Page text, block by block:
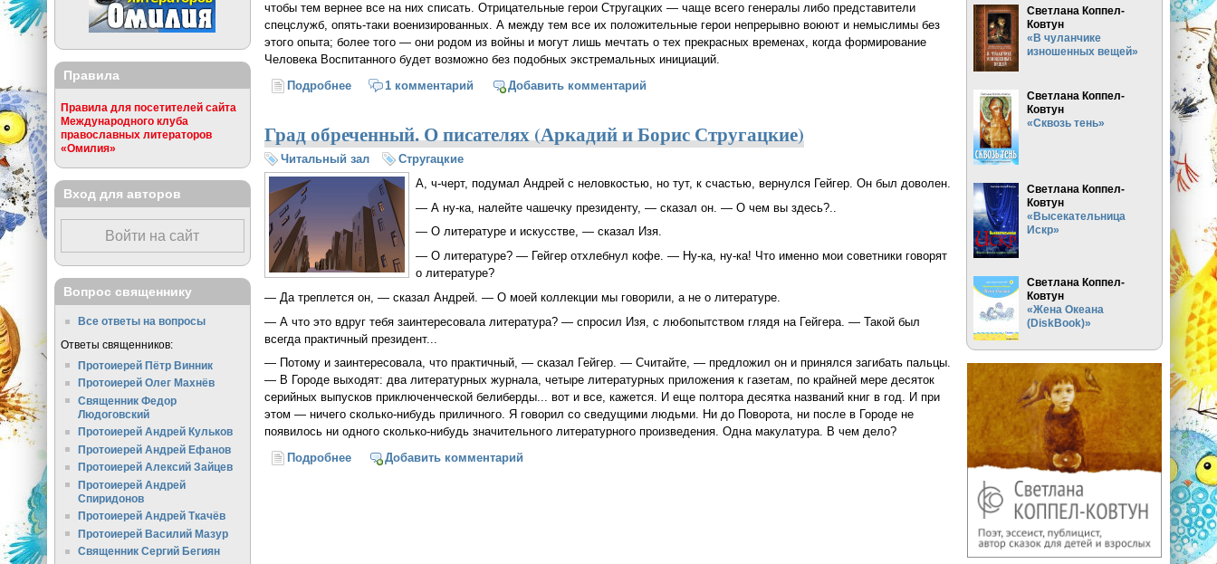
чтобы тем вернее все на них списать. Отрицательные герои Стругацких — чаще всего генералы либо представители
спецслужб, опять-таки военизированных. А между тем все их положительные герои непрерывно воюют и немыслимы без
этого опыта; более того — они родом из войны и могут лишь мечтать о тех прекрасных временах, когда формирование
Человека Воспитанного будет возможно без подобных экстремальных инициаций.
Подробнеео Победа Стругацких (Дмитрий Быков)
1 комментарий Добавить комментарий
Град обреченный. О писателях (Аркадий и Борис Стругацкие)
Читальный зал
Стругацкие
А, ч-черт, подумал Андрей с неловкостью, но тут, к счастью, вернулся Гейгер. Он был доволен.
— А ну-ка, налейте чашечку президенту, — сказал он. — О чем вы здесь?..
— О литературе и искусстве, — сказал Изя.
— О литературе? — Гейгер отхлебнул кофе. — Ну-ка, ну-ка! Что именно мои советники говорят
о литературе?
— Да треплется он, — сказал Андрей. — О моей коллекции мы говорили, а не о литературе.
— А что это вдруг тебя заинтересовала литература? — спросил Изя, с любопытством глядя на Гейгера. — Такой был
всегда практичный президент...
— Потому и заинтересовала, что практичный, — сказал Гейгер. — Считайте, — предложил он и принялся загибать пальцы.
— В Городе выходят: два литературных журнала, четыре литературных приложения к газетам, по крайней мере десяток
серийных выпусков приключенческой белиберды... вот и все, кажется. И еще полтора десятка названий книг в год. И при
этом — ничего сколько-нибудь приличного. Я говорил со сведущими людьми. Ни до Поворота, ни после в Городе не
появилось ни одного сколько-нибудь значительного литературного произведения. Одна макулатура. В чем дело?
Подробнеео Град обреченный. О писателях (Аркадий и Борис Стругацкие)
Добавить комментарий
Правила
Правила для посетителей сайта
Международного клуба
православных литераторов
«Омилия»
Вход для авторов
Войти на сайт
Вопрос священнику
Все ответы на вопросы
Ответы священников:
Протоиерей Пётр Винник
Протоиерей Олег Махнёв
Священник Федор
Людоговский
Протоиерей Андрей Кульков
Протоиерей Андрей Ефанов
Протоиерей Алексий Зайцев
Протоиерей Андрей
Спиридонов
Протоиерей Андрей Ткачёв
Протоиерей Василий Мазур
Священник Сергий Бегиян
Светлана Коппел-
Ковтун
«В чуланчике
изношенных вещей»
Светлана Коппел-
Ковтун
«Сквозь тень»
Светлана Коппел-
Ковтун
«Высекательница
Искр»
Светлана Коппел-
Ковтун
«Жена Океана
(DiskBook)»